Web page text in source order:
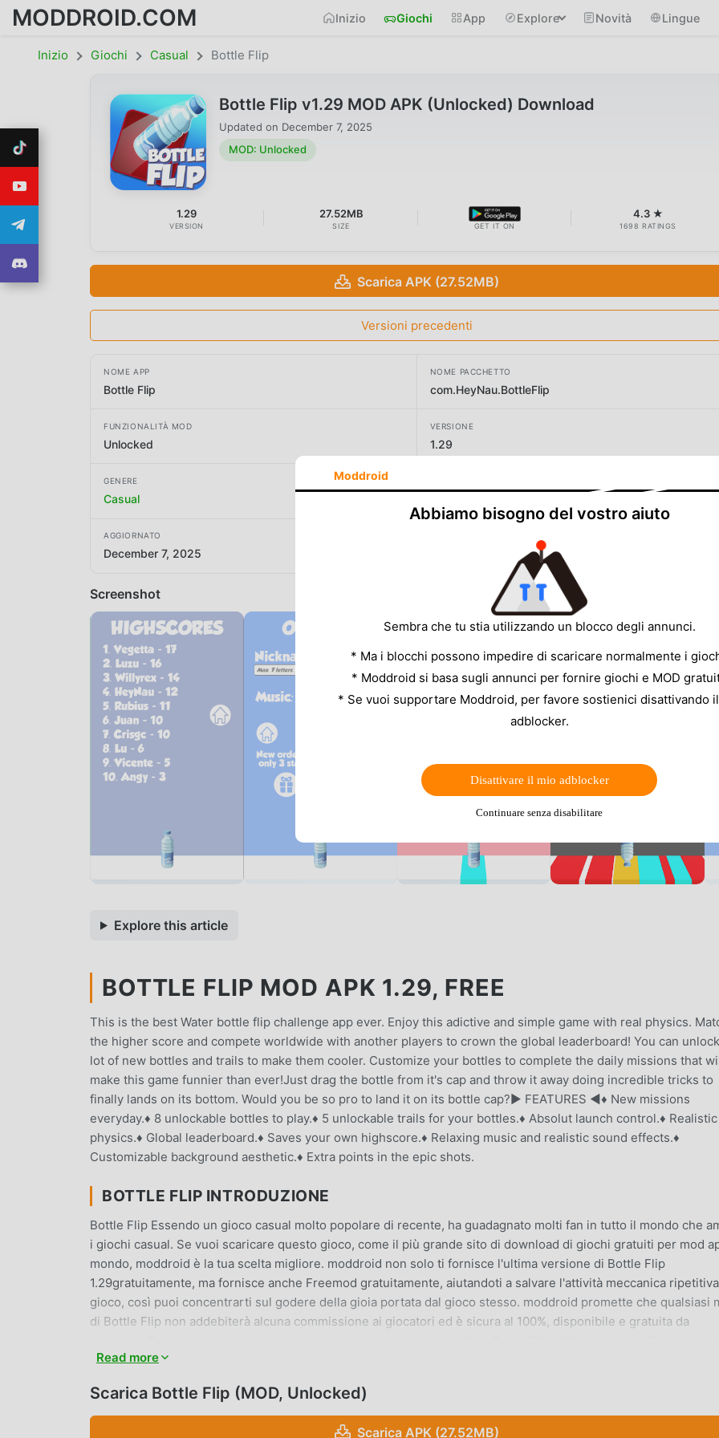
MODDROID.COM Inizio Giochi App Explore Novità Lingue
Inizio Giochi Casual Bottle Flip
Bottle Flip v1.29 MOD APK (Unlocked) Download
Updated on December 7, 2025
MOD: Unlocked
1.29
VERSION
27.52MB
SIZE GET IT ON
4.3 ★
1698 RATINGS
Scarica APK (27.52MB)
Versioni precedenti
NOME APP
Bottle Flip
NOME PACCHETTO
com.HeyNau.BottleFlip
FUNZIONALITÀ MOD
Unlocked
VERSIONE
1.29
GENERE
Casual
AGGIORNATO
December 7, 2025
Screenshot
Explore this article
BOTTLE FLIP MOD APK 1.29, FREE
This is the best Water bottle flip challenge app ever. Enjoy this adictive and simple game with real physics.
the higher score and compete worldwide with another players to crown the global leaderboard! You can
lot of new bottles and trails to make them cooler. Customize your bottles to complete the daily missions that
make this game funnier than ever!Just drag the bottle from it's cap and throw it away doing incredible tricks to
finally lands on its bottom. Would you be so pro to land it on its bottle cap?► FEATURES ◄♦ New missions
everyday.♦ 8 unlockable bottles to play.♦ 5 unlockable trails for your bottles.♦ Absolut launch control.♦ Realistic
physics.♦ Global leaderboard.♦ Saves your own highscore.♦ Relaxing music and realistic sound effects.♦
Customizable background aesthetic.♦ Extra points in the epic shots.
BOTTLE FLIP INTRODUZIONE
Bottle Flip Essendo un gioco casual molto popolare di recente, ha guadagnato molti fan in tutto il mondo che
i giochi casual. Se vuoi scaricare questo gioco, come il più grande sito di download di giochi gratuiti per mod
mondo, moddroid è la tua scelta migliore. moddroid non solo ti fornisce l'ultima versione di Bottle Flip
1.29gratuitamente, ma fornisce anche Freemod gratuitamente, aiutandoti a salvare l'attività meccanica
gioco, così puoi concentrarti sul godere della gioia portata dal gioco stesso. moddroid promette che qualsiasi
di Bottle Flip non addebiterà alcuna commissione ai giocatori ed è sicura al 100%, disponibile e gratuita da
scarica moddroid e gioca!
GAMEPLAY UNICO
Bottle Flip Essendo un popolare gioco casual, il suo gameplay unico lo ha aiutato a conquistare un gran numero
Read more
Scarica Bottle Flip (MOD, Unlocked)
Scarica APK (27.52MB)
Moddroid
Abbiamo bisogno del vostro aiuto
Sembra che tu stia utilizzando un blocco degli annunci.
* Ma i blocchi possono impedire di scaricare normalmente i
* Moddroid si basa sugli annunci per fornire giochi e MOD
* Se vuoi supportare Moddroid, per favore sostienici disattivando
adblocker.
Disattivare il mio adblocker
Continuare senza disabilitare